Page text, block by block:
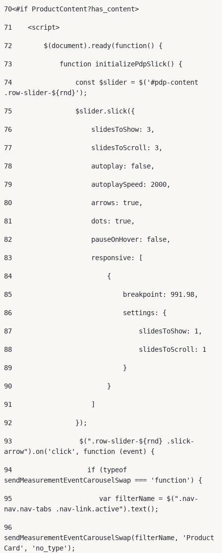
70<#if ProductContent?has_content>
71
    <script>
72
        $(document).ready(function() {
73
            function initializePdpSlick() {
74
                const $slider = $('#pdp-content
.row-slider-${rnd}');
75
                $slider.slick({
76
                    slidesToShow: 3,
77
                    slidesToScroll: 3,
78
                    autoplay: false,
79
                    autoplaySpeed: 2000,
80
                    arrows: true,
81
                    dots: true,
82
                    pauseOnHover: false,
83
                    responsive: [
84
                        {
85
                            breakpoint: 991.98,
86
                            settings: {
87
                                slidesToShow: 1,
88
                                slidesToScroll: 1
89
                            }
90
                        }
91
                    ]
92
                });
93
                 $(".row-slider-${rnd} .slick-
arrow").on('click', function (event) {
94
                   if (typeof
sendMeasurementEventCarouselSwap === 'function') {
95
                      var filterName = $(".nav-
nav.nav-tabs .nav-link.active").text();
96
sendMeasurementEventCarouselSwap(filterName, 'Product
Card', 'no_type');